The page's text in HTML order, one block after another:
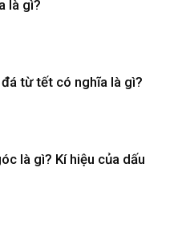
là gì​?
từ tết có nghĩa là gì​?
là gì? Kí hiệu của dấu